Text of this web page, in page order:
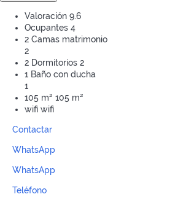
Valoración 9.6
Ocupantes 4
2 Camas matrimonio
2
2 Dormitorios 2
1 Baño con ducha
1
105 m² 105 m²
wifi wifi
Contactar
WhatsApp
WhatsApp
Teléfono